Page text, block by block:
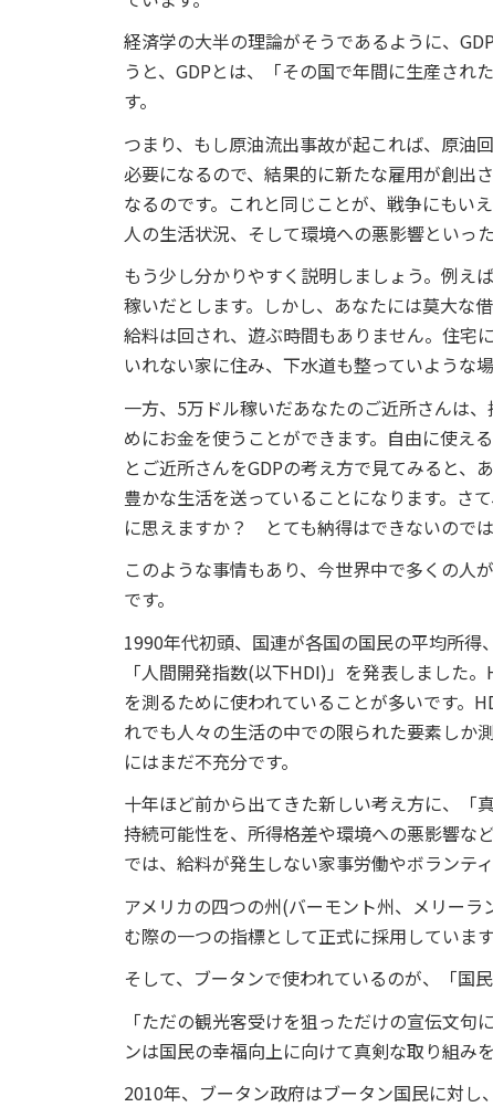
経済学の大半の理論がそうであるように、
うと、GDPとは、「その国で年間に生産され
す。
つまり、もし原油流出事故が起これば、原油
必要になるので、結果的に新たな雇用が創出
なるのです。これと同じことが、戦争にもい
人の生活状況、そして環境への悪影響といっ
もう少し分かりやすく説明しましょう。例え
稼いだとします。しかし、あなたには莫大な
給料は回され、遊ぶ時間もありません。住宅
いれない家に住み、下水道も整っていような
一方、5万ドル稼いだあなたのご近所さんは
めにお金を使うことができます。自由に使え
とご近所さんをGDPの考え方で見てみると、
豊かな生活を送っていることになります。さ
に思えますか？ とても納得はできないのでは
このような事情もあり、今世界中で多くの人
です。
1990年代初頭、国連が各国の国民の平均所
「人間開発指数(以下HDI)」を発表しました
を測るために使われていることが多いです。
れでも人々の生活の中での限られた要素しか
にはまだ不充分です。
十年ほど前から出てきた新しい考え方に、「
持続可能性を、所得格差や環境への悪影響な
では、給料が発生しない家事労働やボランテ
アメリカの四つの州(バーモント州、メリー
む際の一つの指標として正式に採用しています
そして、ブータンで使われているのが、「国民
「ただの観光客受けを狙っただけの宣伝文
ンは国民の幸福向上に向けて真剣な取り組みを
2010年、ブータン政府はブータン国民に対